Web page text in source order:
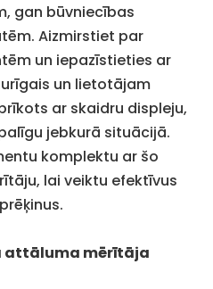
gan būvniecības
Aizmirstiet par
un iepazīstieties ar
un lietotājam
ar skaidru displeju,
jebkurā situācijā.
komplektu ar šo
lai veiktu efektīvus
attāluma mērītāja